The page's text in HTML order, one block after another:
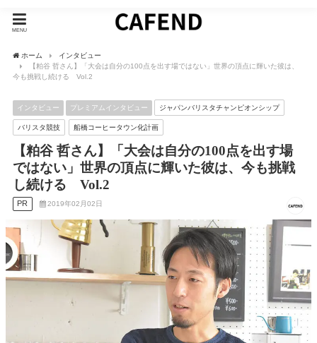
MENU
ホーム
インタビュー
【粕谷 哲さん】「大会は自分の100点を出す場ではない」世界の頂点に輝いた彼は、
今も挑戦し続ける Vol.2
インタビュー プレミアムインタビュー ジャパンバリスタチャンピオンシップ
バリスタ競技 船橋コーヒータウン化計画
【粕谷 哲さん】「大会は自分の100点を出す場
ではない」世界の頂点に輝いた彼は、今も挑戦
し続ける Vol.2
PR 2019年02月02日